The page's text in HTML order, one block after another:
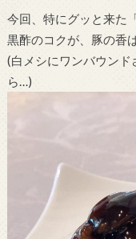
今回、特にグッと来た
黒酢のコクが、豚の香
(白メシにワンバウン
ら…)